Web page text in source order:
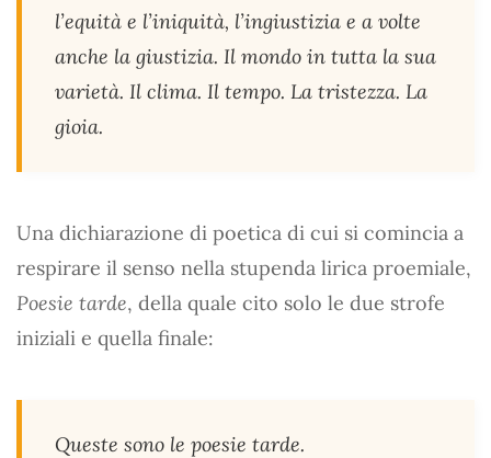
l’equità e l’iniquità, l’ingiustizia e a volte
anche la giustizia. Il mondo in tutta la sua
varietà. Il clima. Il tempo. La tristezza. La
gioia.
Una dichiarazione di poetica di cui si comincia a
respirare il senso nella stupenda lirica proemiale,
Poesie tarde, della quale cito solo le due strofe
iniziali e quella finale:
Queste sono le poesie tarde.